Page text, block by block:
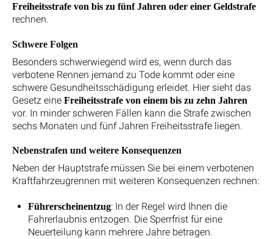
Freiheitsstrafe von bis zu fünf Jahren oder einer Geldstrafe
rechnen.
Schwere Folgen
Besonders schwerwiegend wird es, wenn durch das
verbotene Rennen jemand zu Tode kommt oder eine
schwere Gesundheitsschädigung erleidet. Hier sieht das
Gesetz eine Freiheitsstrafe von einem bis zu zehn Jahren
vor. In minder schweren Fällen kann die Strafe zwischen
sechs Monaten und fünf Jahren Freiheitsstrafe liegen.
Nebenstrafen und weitere Konsequenzen
Neben der Hauptstrafe müssen Sie bei einem verbotenen
Kraftfahrzeugrennen mit weiteren Konsequenzen rechnen:
Führerscheinentzug: In der Regel wird Ihnen die
Fahrerlaubnis entzogen. Die Sperrfrist für eine
Neuerteilung kann mehrere Jahre betragen.